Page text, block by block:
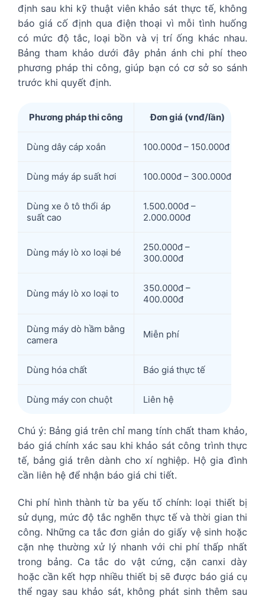
định sau khi kỹ thuật viên khảo sát thực tế, không
báo giá cố định qua điện thoại vì mỗi tình huống
có mức độ tắc, loại bồn và vị trí ống khác nhau.
Bảng tham khảo dưới đây phản ánh chi phí theo
phương pháp thi công, giúp bạn có cơ sở so sánh
trước khi quyết định.
Phương pháp thi công Đơn giá (vnđ/lần)
Dùng dây cáp xoắn 100.000đ – 150.000đ
Dùng máy áp suất hơi 100.000đ – 300.000đ
Dùng xe ô tô thổi áp
suất cao
1.500.000đ –
2.000.000đ
Dùng máy lò xo loại bé
250.000đ –
300.000đ
Dùng máy lò xo loại to
350.000đ –
400.000đ
Dùng máy dò hầm bằng
camera
Miễn phí
Dùng hóa chất Báo giá thực tế
Dùng máy con chuột Liên hệ
Chú ý: Bảng giá trên chỉ mang tính chất tham khảo,
báo giá chính xác sau khi khảo sát công trình thực
tế, bảng giá trên dành cho xí nghiệp. Hộ gia đình
cần liên hệ để nhận báo giá chi tiết.
Chi phí hình thành từ ba yếu tố chính: loại thiết bị
sử dụng, mức độ tắc nghẽn thực tế và thời gian thi
công. Những ca tắc đơn giản do giấy vệ sinh hoặc
cặn nhẹ thường xử lý nhanh với chi phí thấp nhất
trong bảng. Ca tắc do vật cứng, cặn canxi dày
hoặc cần kết hợp nhiều thiết bị sẽ được báo giá cụ
thể ngay sau khảo sát, không phát sinh thêm sau